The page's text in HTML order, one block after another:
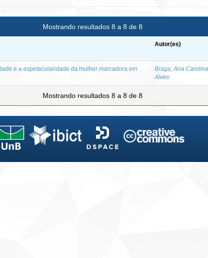
Mostrando resultados 8 a 8 de 8
Autor(es)
e a espetacularidade da mulher marcadora em
Braga, Ana
Alves
Mostrando resultados 8 a 8 de 8